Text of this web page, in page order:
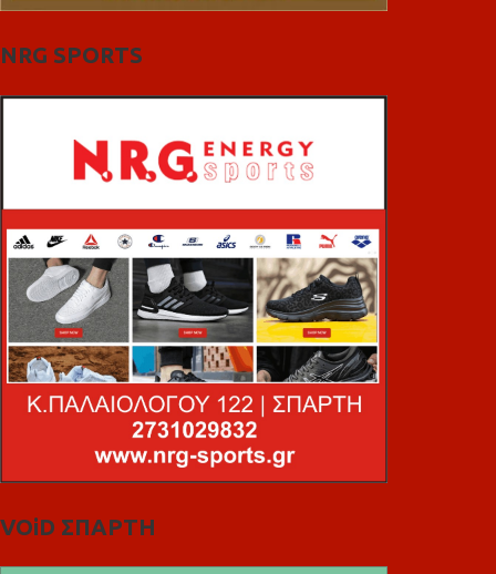
NRG SPORTS
VOiD ΣΠΑΡΤΗ